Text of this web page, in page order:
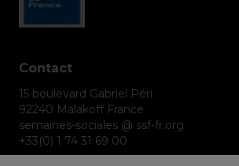
Contact
15 boulevard Gabriel Péri
92240 Malakoff France
semaines-sociales @ ssf-fr.org
+33(0) 1 74 31 69 00